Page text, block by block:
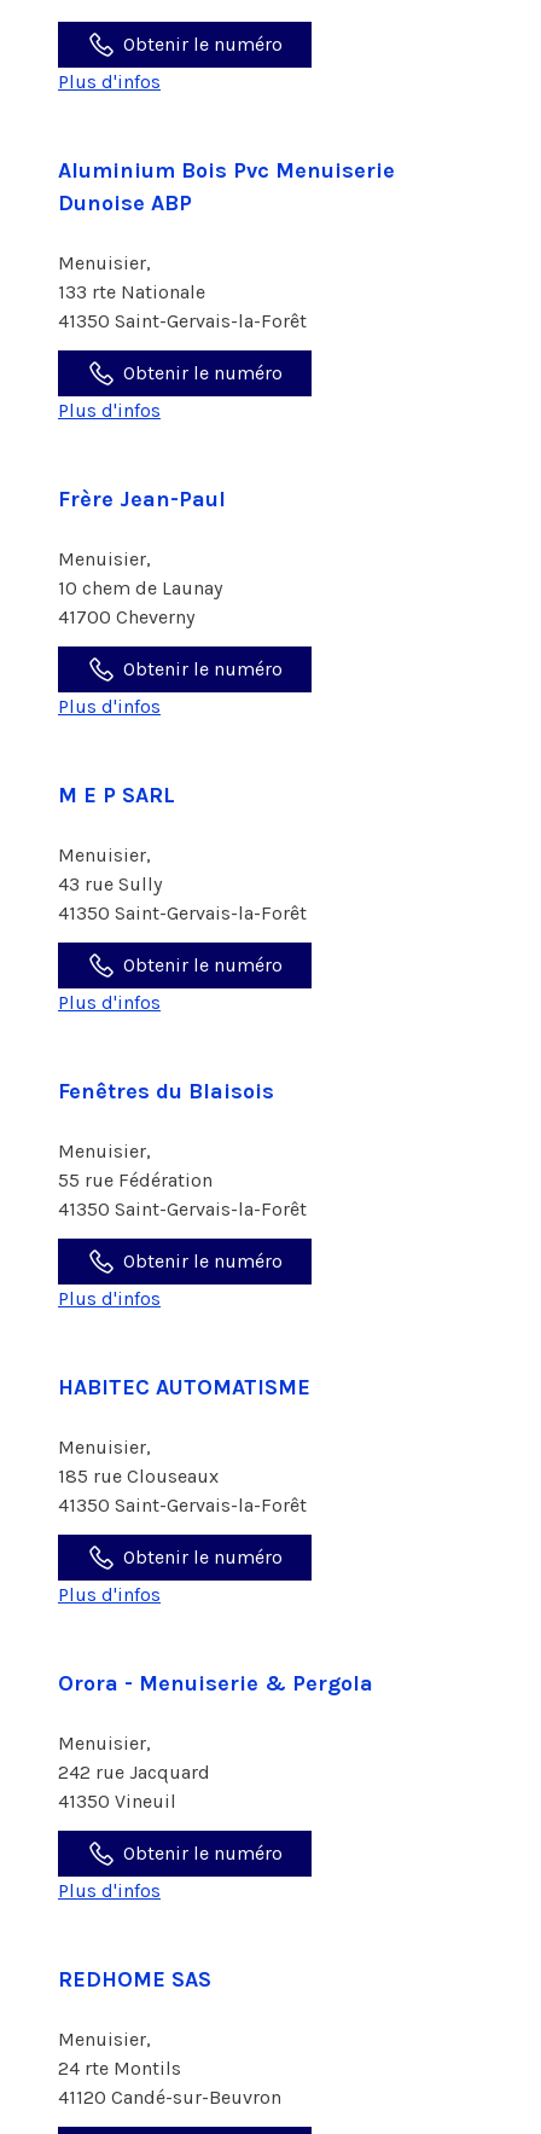
Obtenir le numéro
Plus d'infos
Aluminium Bois Pvc Menuiserie
Dunoise ABP
Menuisier,
133 rte Nationale
41350 Saint-Gervais-la-Forêt
Obtenir le numéro
Plus d'infos
Frère Jean-Paul
Menuisier,
10 chem de Launay
41700 Cheverny
Obtenir le numéro
Plus d'infos
M E P SARL
Menuisier,
43 rue Sully
41350 Saint-Gervais-la-Forêt
Obtenir le numéro
Plus d'infos
Fenêtres du Blaisois
Menuisier,
55 rue Fédération
41350 Saint-Gervais-la-Forêt
Obtenir le numéro
Plus d'infos
HABITEC AUTOMATISME
Menuisier,
185 rue Clouseaux
41350 Saint-Gervais-la-Forêt
Obtenir le numéro
Plus d'infos
Orora - Menuiserie & Pergola
Menuisier,
242 rue Jacquard
41350 Vineuil
Obtenir le numéro
Plus d'infos
REDHOME SAS
Menuisier,
24 rte Montils
41120 Candé-sur-Beuvron